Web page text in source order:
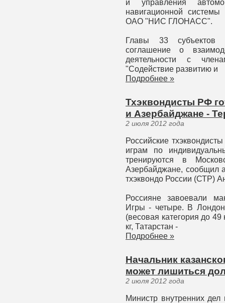
и управления
навигационной
ОАО "НИС ГЛОНАСС".
Главы 33 субъектов
соглашение о
деятельности с
"Содействие развитию и
Подробнее »
Тхэквондисты РФ
и Азербайджане -
2 июля 2012 года
Российские
играм по
тренируются в
Азербайджане, сообщил
тхэквондо России (СТР)
Россияне завоевали
Игры - четыре. В
(весовая категория до
кг, Татарстан -
Подробнее »
Начальник
может лишиться
2 июля 2012 года
Министр внутренних